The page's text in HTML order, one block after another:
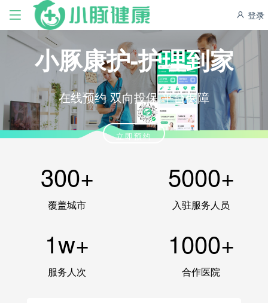
登录
小豚康护-护理到家
在线预约 双向投保 平台保障
立即预约
300+
覆盖城市
5000+
入驻服务人员
1w+
服务人次
1000+
合作医院